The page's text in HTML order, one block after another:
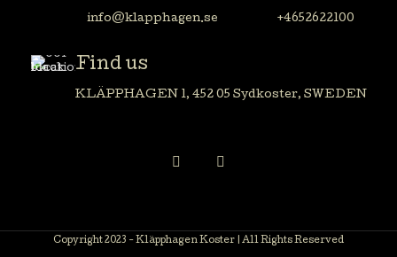
info@klapphagen.se +4652622100
Find us
KLÄPPHAGEN 1, 452 05 Sydkoster, SWEDEN
Copyright 2023 - Kläpphagen Koster | All Rights Reserved